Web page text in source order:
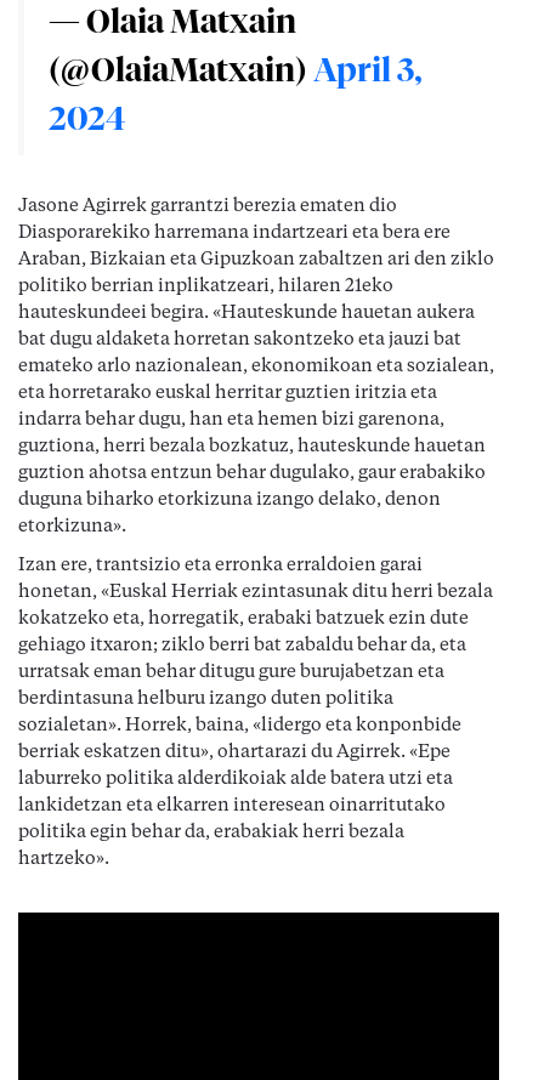
— Olaia Matxain
(@OlaiaMatxain) April 3,
2024
Jasone Agirrek garrantzi berezia ematen dio
Diasporarekiko harremana indartzeari eta bera ere
Araban, Bizkaian eta Gipuzkoan zabaltzen ari den ziklo
politiko berrian inplikatzeari, hilaren 21eko
hauteskundeei begira. «Hauteskunde hauetan aukera
bat dugu aldaketa horretan sakontzeko eta jauzi bat
emateko arlo nazionalean, ekonomikoan eta sozialean,
eta horretarako euskal herritar guztien iritzia eta
indarra behar dugu, han eta hemen bizi garenona,
guztiona, herri bezala bozkatuz, hauteskunde hauetan
guztion ahotsa entzun behar dugulako, gaur erabakiko
duguna biharko etorkizuna izango delako, denon
etorkizuna».
Izan ere, trantsizio eta erronka erraldoien garai
honetan, «Euskal Herriak ezintasunak ditu herri bezala
kokatzeko eta, horregatik, erabaki batzuek ezin dute
gehiago itxaron; ziklo berri bat zabaldu behar da, eta
urratsak eman behar ditugu gure burujabetzan eta
berdintasuna helburu izango duten politika
sozialetan». Horrek, baina, «lidergo eta konponbide
berriak eskatzen ditu», ohartarazi du Agirrek. «Epe
laburreko politika alderdikoiak alde batera utzi eta
lankidetzan eta elkarren interesean oinarritutako
politika egin behar da, erabakiak herri bezala
hartzeko».